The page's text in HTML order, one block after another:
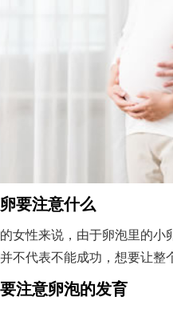
要注意什么
女性来说，由于卵泡里的
不代表不能成功，想要让整
注意卵泡的发育